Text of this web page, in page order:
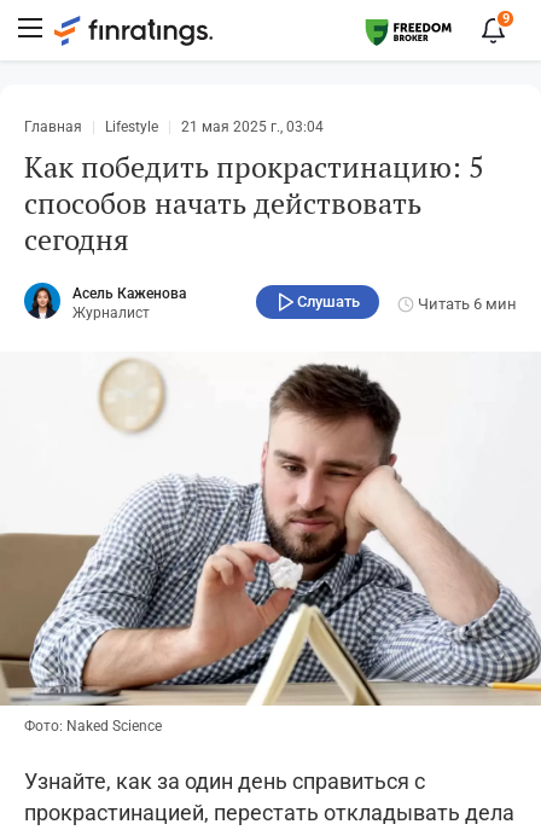
9
Главная Lifestyle 21 мая 2025 г., 03:04
Как победить прокрастинацию: 5
способов начать действовать
сегодня
Асель Каженова
Журналист
Слушать Читать 6 мин
Фото: Naked Science
Узнайте, как за один день справиться с
прокрастинацией, перестать откладывать дела